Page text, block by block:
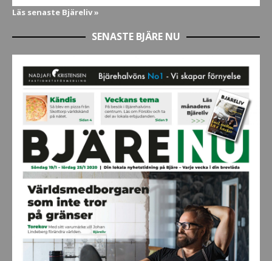
Läs senaste Bjäreliv »
SENASTE BJÄRE NU